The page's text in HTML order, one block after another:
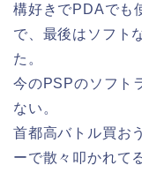
構好きでPDAでも
で、最後はソフト
た。
今のPSPのソフト
ない。
首都高バトル買お
ーで散々叩かれて